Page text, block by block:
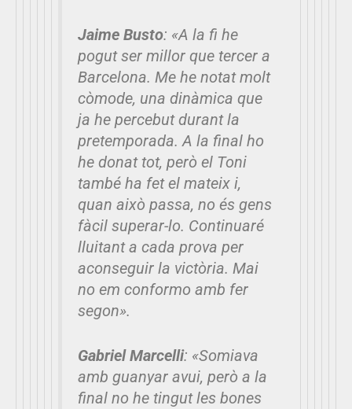
Jaime Busto: «A la fi he
pogut ser millor que tercer a
Barcelona. Me he notat molt
còmode, una dinàmica que
ja he percebut durant la
pretemporada. A la final ho
he donat tot, però el Toni
també ha fet el mateix i,
quan això passa, no és gens
fàcil superar-lo. Continuaré
lluitant a cada prova per
aconseguir la victòria. Mai
no em conformo amb fer
segon».
Gabriel Marcelli: «Somiava
amb guanyar avui, però a la
final no he tingut les bones